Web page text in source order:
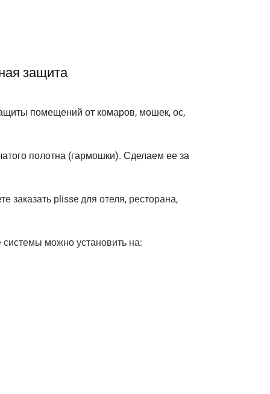
защита
помещений от комаров, мошек, ос,
полотна (гармошки). Сделаем ее за
заказать plisse для отеля, ресторана,
можно установить на: